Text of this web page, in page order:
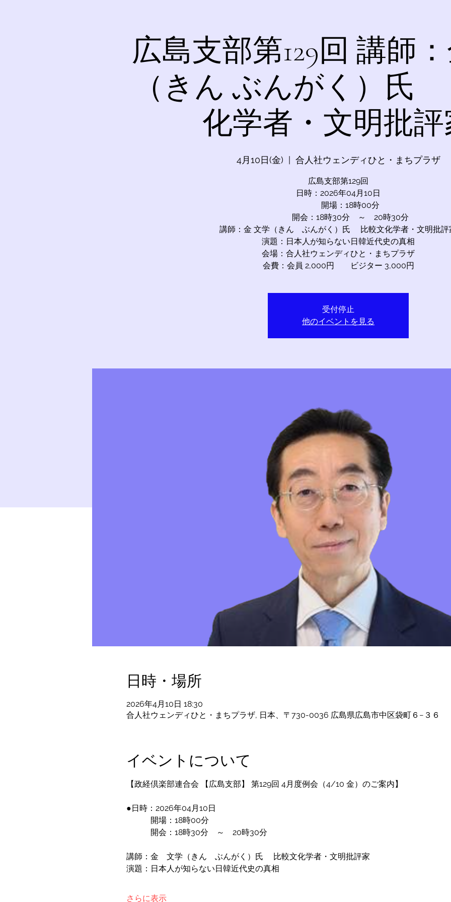
広島支部第129回 講師
（きん ぶんがく）氏
化学者・文明批
4月10日(金) 合人社ウェンディひと・まちプラザ
広島支部第129回
日時：2026年04月10日
開場：18時00分
開会：18時30分 ～ 20時30分
講師：金 文学（きん ぶんがく）氏 比較文化学者・文明批評
演題：日本人が知らない日韓近代史の真相
会場：合人社ウェンディひと・まちプラザ
会費：会員 2,000円 ビジター 3,000円
受付停止
他のイベントを見る
日時・場所
2026年4月10日 18:30
合人社ウェンディひと・まちプラザ, 日本、〒730-0036 広島県広島市中区袋町６−３６
イベントについて
【政経倶楽部連合会 【広島支部】 第129回 4月度例会（4/10 金）のご案内】
●日時：2026年04月10日
開場：18時00分
開会：18時30分　～　20時30分
講師：金　文学（きん　ぶんがく）氏　 比較文化学者・文明批評家
演題：日本人が知らない日韓近代史の真相
さらに表示